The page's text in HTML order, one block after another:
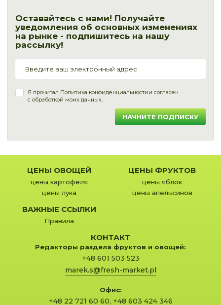
Оставайтесь с нами! Получайте
уведомления об основных изменениях
на рынке - подпишитесь на нашу
рассылку!
Я прочитал Политика конфиденциальностии согласен
с обработкой моих данных.
НАЧНИТЕ ПОДПИСКУ
ЦЕНЫ ОВОЩЕЙ
цены картофеля
цены лука
ЦЕНЫ ФРУКТОВ
цены яблок
цены апельсинов
ВАЖНЫЕ ССЫЛКИ
Правила
КОНТАКТ
Редакторы раздела фруктов и овощей:
+48 601 503 523
marek.s@fresh-market.pl
Офис:
+48 22 721 60 60, +48 603 424 346